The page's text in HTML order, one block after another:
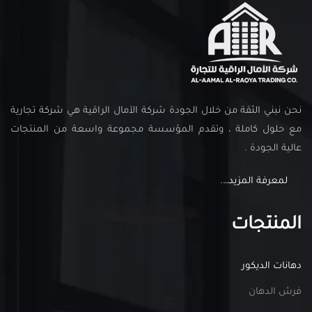
نحن نبني الثقة من خلال الجودة شركة الآمال الراقية هي شركة تجارية
مع حلول كاملة ، وتقدم المؤسسة مجموعة واسعة من المنتجات
عالية الجودة .
لمعرفة المزيد….
المنتجات
دهانات الديكور
فرش الدهان